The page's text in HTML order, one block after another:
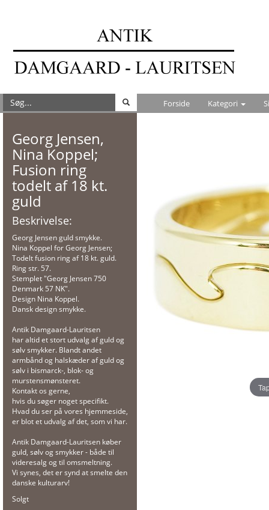
Forside Kategori
Georg Jensen,
Nina Koppel;
Fusion ring
todelt af 18 kt.
guld
Beskrivelse:
Georg Jensen guld smykke.
Nina Koppel for Georg Jensen;
Todelt fusion ring af 18 kt. guld.
Ring str. 57.
Stemplet "Georg Jensen 750
Denmark 57 NK".
Design Nina Koppel.
Dansk design smykke.
Antik Damgaard-Lauritsen
har altid et stort udvalg af guld og
sølv smykker. Blandt andet
armbånd og halskæder af guld og
sølv i bismarck-, blok- og
murstensmønsteret.
Kontakt os gerne,
hvis du søger noget specifikt.
Hvad du ser på vores hjemmeside,
er blot et udvalg af det, som vi har.
Antik Damgaard-Lauritsen køber
guld, sølv og smykker - både til
videresalg og til omsmeltning.
Vi synes, det er synd at smelte den
danske kulturarv!
Solgt